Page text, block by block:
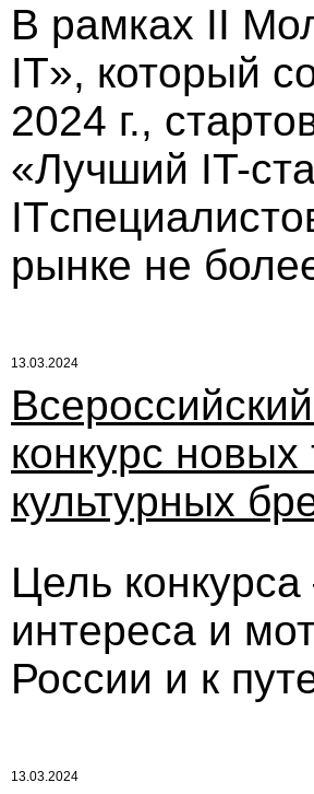
В рамках II
IT», который
2024 г.,
«Лучший IT-
рынке не
13.03.2024
конкурс новых
культурных
Цель
интереса и
России и к
13.03.2024